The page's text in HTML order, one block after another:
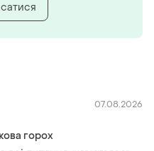
07.08.2026
горох